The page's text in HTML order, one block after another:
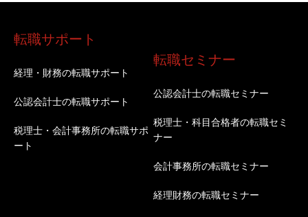
転職サポート
経理・財務の転職サポート
公認会計士の転職サポート
税理士・会計事務所の転職サポ
ート
転職セミナー
公認会計士の転職セミナー
税理士・科目合格者の転職セミ
ナー
会計事務所の転職セミナー
経理財務の転職セミナー